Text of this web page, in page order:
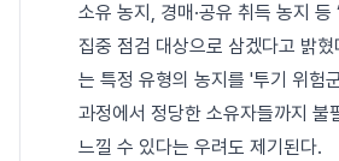
소유 농지, 경매·공유 취득 농지 등
집중 점검 대상으로 삼겠다고 밝
는 특정 유형의 농지를 '투기 위험
과정에서 정당한 소유자들까지 불
느낄 수 있다는 우려도 제기된다.